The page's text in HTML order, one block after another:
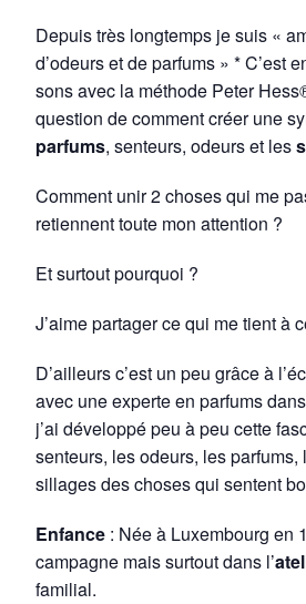
Depuis très longtemps je suis «
d’odeurs et de parfums » * C’est
sons avec la méthode Peter
question de comment créer une
parfums, senteurs, odeurs et les
Comment unir 2 choses qui me
retiennent toute mon attention ?
Et surtout pourquoi ?
J’aime partager ce qui me tient à
D’ailleurs c’est un peu grâce à
avec une experte en parfums
j’ai développé peu à peu cette
senteurs, les odeurs, les parfums,
sillages des choses qui sentent
Enfance : Née à Luxembourg en
campagne mais surtout dans l’
familial.